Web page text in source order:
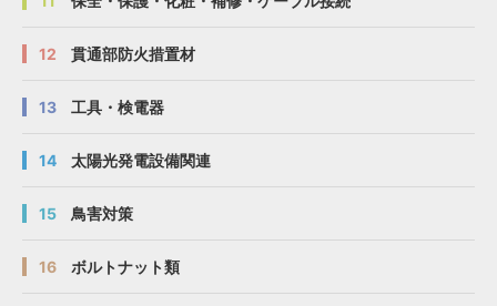
12 貫通部防火措置材
13 工具・検電器
14 太陽光発電設備関連
15 鳥害対策
16 ボルトナット類